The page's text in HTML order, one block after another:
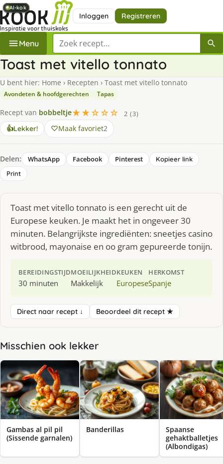
Inloggen Registreren
Menu Zoek een recept
Toast met vitello tonnato
U bent hier: Home › Recepten › Toast met vitello tonnato
Avondeten & hoofdgerechten Tapas
Recept van bobbeltje★★☆☆☆
2 (3)
👍Lekker! Maak favoriet2
Delen: WhatsApp Facebook Pinterest
Kopieer link
Print
Toast met vitello tonnato is een gerecht uit de
Europese keuken. Je maakt het in ongeveer 30
minuten. Belangrijkste ingrediënten: sneetjes casino
witbrood, mayonaise en oo gram gepureerde tonijn.
BEREIDINGSTIJD
30 minuten
MOEILIJKHEID
Makkelijk
KEUKEN
Europese
HERKOMST
Spanje
Direct naar recept ↓ Beoordeel dit recept ★
Misschien ook lekker
AI-kok
Gambas al pil pil
(Sissende garnalen)
AI-kok
Banderillas
AI-kok
Spaanse
gehaktballetjes
(Albondigas)
AI-kok
AI-kok
AI-kok
AI-kok
AI-kok